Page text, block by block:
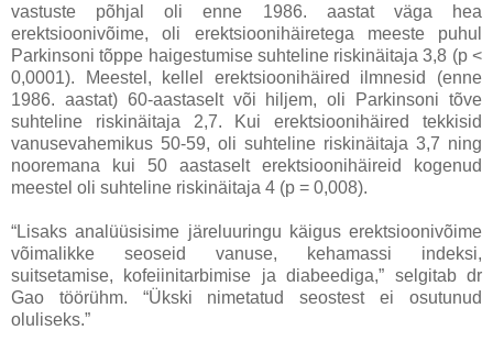
vastuste põhjal oli enne 1986. aastat väga hea
erektsioonivõime, oli erektsioonihäiretega meeste puhul
Parkinsoni tõppe haigestumise suhteline riskinäitaja 3,8 (p <
0,0001). Meestel, kellel erektsioonihäired ilmnesid (enne
1986. aastat) 60-aastaselt või hiljem, oli Parkinsoni tõve
suhteline riskinäitaja 2,7. Kui erektsioonihäired tekkisid
vanusevahemikus 50-59, oli suhteline riskinäitaja 3,7 ning
nooremana kui 50 aastaselt erektsioonihäireid kogenud
meestel oli suhteline riskinäitaja 4 (p = 0,008).
“Lisaks analüüsisime järeluuringu käigus erektsioonivõime
võimalikke seoseid vanuse, kehamassi indeksi,
suitsetamise, kofeiinitarbimise ja diabeediga,” selgitab dr
Gao töörühm. “Ükski nimetatud seostest ei osutunud
oluliseks.”